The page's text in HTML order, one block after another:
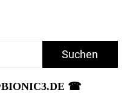
☎︎